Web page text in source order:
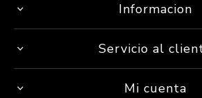
Informacion
Servicio al
Mi cuenta